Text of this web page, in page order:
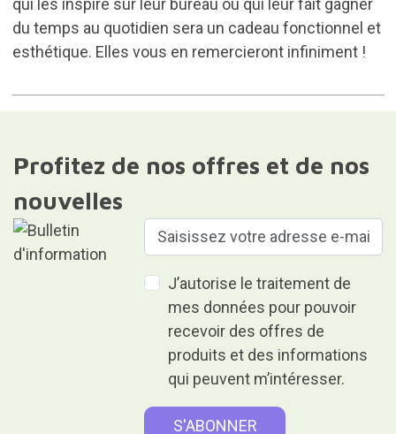
qui les inspire sur leur bureau ou qui leur fait gagner
du temps au quotidien sera un cadeau fonctionnel et
esthétique. Elles vous en remercieront infiniment !
Profitez de nos offres et de nos
nouvelles
J’autorise le traitement de
mes données pour pouvoir
recevoir des offres de
produits et des informations
qui peuvent m’intéresser.